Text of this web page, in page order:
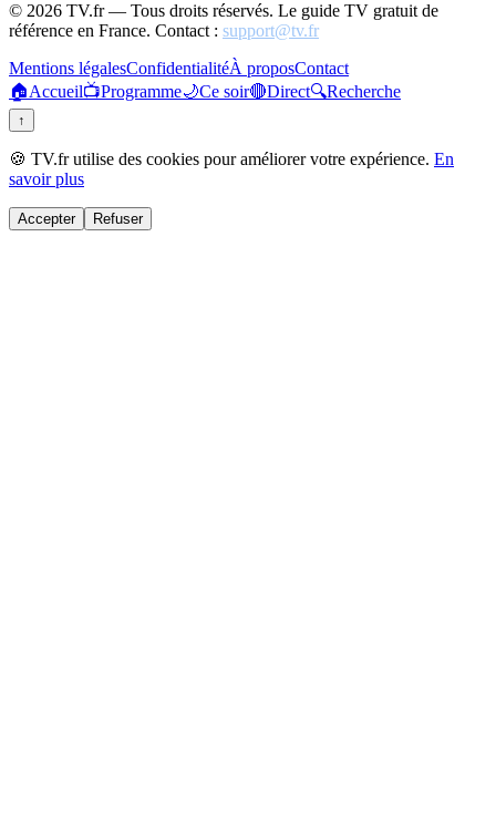
© 2026 TV.fr — Tous droits réservés. Le guide TV gratuit de
référence en France. Contact : support@tv.fr
Mentions légalesConfidentialitéÀ proposContact
🏠Accueil📺Programme🌙Ce soir🔴Direct🔍Recherche
↑
🍪 TV.fr utilise des cookies pour améliorer votre expérience. En
savoir plus
Accepter Refuser